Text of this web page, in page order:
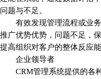
问题与不足。
有效发现管理流程或业务
推广优势优势，问题不足，
提高组织对客户的整体反应能
企业领导者
CRM管理系统提供的各种